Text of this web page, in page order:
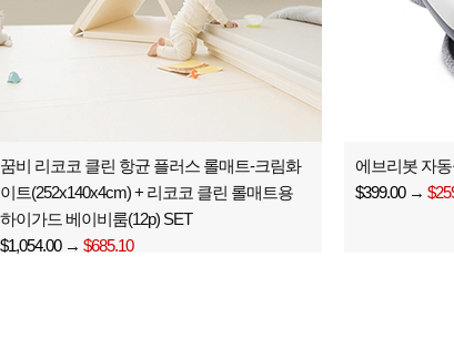
꿈비 리코코 클린 항균 플러스 롤매트-크림화
이트(252x140x4cm) + 리코코 클린 롤매트용
하이가드 베이비룸(12p) SET
$1,054.00→ $685.10
에브리봇 자
$399.00→